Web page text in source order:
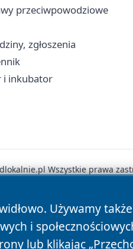
przeciwpowodziowe
zgłoszenia
i inkubator
Używamy
i
lub klikając
Wszystkie prawa
Prywatności Polityka